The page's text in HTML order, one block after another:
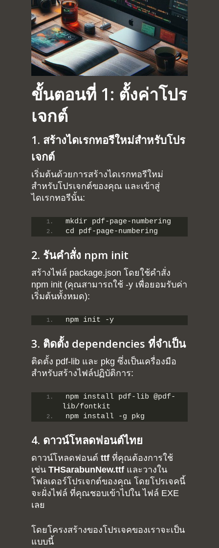
ขั้นตอนที่ 1: ตั้งค่าโปร
เจกต์
1. สร้างไดเรกทอรีใหม่สำหรับโปร
เจกต์
เริ่มต้นด้วยการสร้างไดเรกทอรีใหม่
สำหรับโปรเจกต์ของคุณ และเข้าสู่
ไดเรกทอรีนั้น:
mkdir pdf-page-numbering
cd pdf-page-numbering
2. รันคำสั่ง npm init
สร้างไฟล์ package.json โดยใช้คำสั่ง
npm init (คุณสามารถใช้ -y เพื่อยอมรับค่า
เริ่มต้นทั้งหมด):
npm init -y
3. ติดตั้ง dependencies ที่จำเป็น
ติดตั้ง pdf-lib และ pkg ซึ่งเป็นเครื่องมือ
สำหรับสร้างไฟล์ปฏิบัติการ:
npm install pdf-lib @pdf-
lib/fontkit
npm install -g pkg
4. ดาวน์โหลดฟอนต์ไทย
ดาวน์โหลดฟอนต์ ttf ที่คุณต้องการใช้
เช่น THSarabunNew.ttf และวางใน
โฟลเดอร์โปรเจกต์ของคุณ โดยโปรเจคนี้
จะฝั่งไฟล์ ที่คุณชอบเข้าไปใน ไฟล์ EXE
เลย
โดยโครงสร้างของโปรเจคของเราจะเป็น
แบบนี้